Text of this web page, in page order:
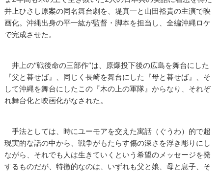
井上ひさし原案の同名舞台劇を、堤真一と山田裕貴の主演で映
画化。沖縄出身の平一紘が監督・脚本を担当し、全編沖縄ロケ
で完成させた。
井上の“戦後命の三部作”は、原爆投下後の広島を舞台にした
『父と暮せば』、同じく長崎を舞台にした『母と暮せば』、そ
して沖縄を舞台にしたこの『木の上の軍隊』からなり、それぞ
れ舞台化と映画化がなされた。
手法としては、時にユーモアを交えた寓話（ぐうわ）的で超
現実的な話の中から、戦争がもたらす傷の深さを浮き彫りにし
ながら、それでも人は生きていくという希望のメッセージを発
するものだが、特徴的なのは、いずれも父と娘、母と息子、そ